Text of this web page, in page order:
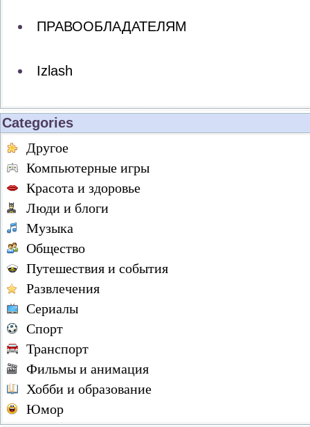
ПРАВООБЛАДАТЕЛЯМ
Izlash
Categories
Другое
Компьютерные игры
Красота и здоровье
Люди и блоги
Музыка
Общество
Путешествия и события
Развлечения
Сериалы
Спорт
Транспорт
Фильмы и анимация
Хобби и образование
Юмор